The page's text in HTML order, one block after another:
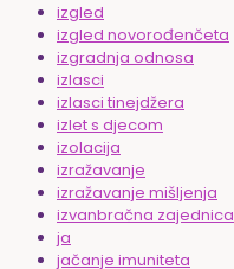
izgled
izgled novorođenčeta
izgradnja odnosa
izlasci
izlasci tinejdžera
izlet s djecom
izolacija
izražavanje
izražavanje mišljenja
izvanbračna zajednica
ja
jačanje imuniteta